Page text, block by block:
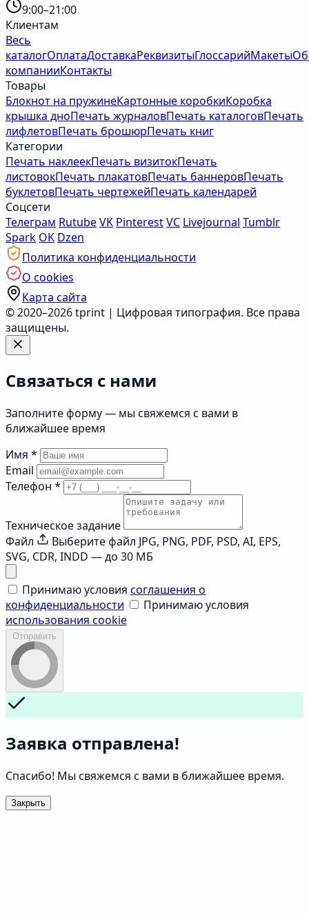
9:00–21:00
Клиентам
Весь
каталогОплатаДоставкаРеквизитыГлоссарийМакеты
компанииКонтакты
Товары
Блокнот на пружинеКартонные коробкиКоробка
крышка дноПечать журналовПечать каталоговПечать
лифлетовПечать брошюрПечать книг
Категории
Печать наклеекПечать визитокПечать
листовокПечать плакатовПечать баннеровПечать
буклетовПечать чертежейПечать календарей
Соцсети
Телеграм RutubeVK PinterestVC Livejournal Tumblr
Spark OK Dzen
Политика конфиденциальности
О cookies
Карта сайта
© 2020–2026 tprint | Цифровая типография. Все права
защищены.
Связаться с нами
Заполните форму — мы свяжемся с вами в
ближайшее время
Имя *
Email
Телефон *
Техническое задание
Файл
Выберите файл JPG, PNG, PDF, PSD, AI, EPS,
SVG, CDR, INDD — до 30 МБ
Принимаю условия соглашения о
конфиденциальности
Принимаю условия
использования cookie
Отправить
Заявка отправлена!
Спасибо! Мы свяжемся с вами в ближайшее время.
Закрыть